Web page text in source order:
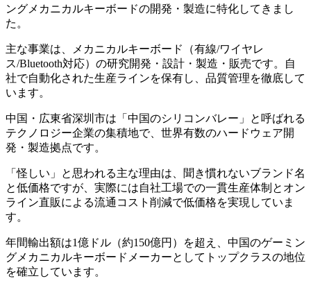
ングメカニカルキーボードの開発・製造に特化してきまし
た。
主な事業は、メカニカルキーボード（有線/ワイヤレ
ス/Bluetooth対応）の研究開発・設計・製造・販売です。自
社で自動化された生産ラインを保有し、品質管理を徹底して
います。
中国・広東省深圳市は「中国のシリコンバレー」と呼ばれる
テクノロジー企業の集積地で、世界有数のハードウェア開
発・製造拠点です。
「怪しい」と思われる主な理由は、聞き慣れないブランド名
と低価格ですが、実際には自社工場での一貫生産体制とオン
ライン直販による流通コスト削減で低価格を実現していま
す。
年間輸出額は1億ドル（約150億円）を超え、中国のゲーミン
グメカニカルキーボードメーカーとしてトップクラスの地位
を確立しています。